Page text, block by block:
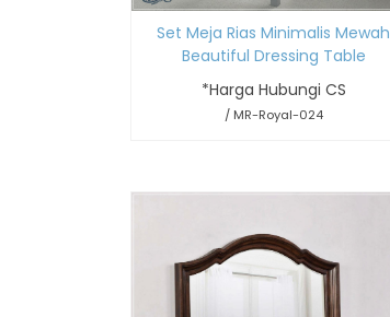
Set Meja Rias Minimalis Mewah
Beautiful Dressing Table
*Harga Hubungi CS
/ MR-Royal-024